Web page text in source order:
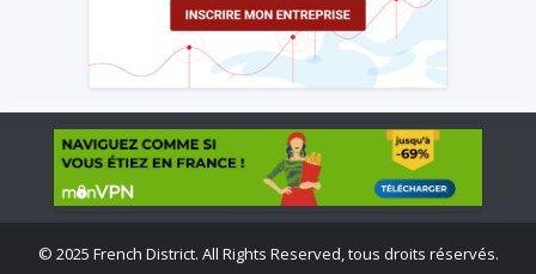
© 2025 French District. All Rights Reserved, tous droits réservés.